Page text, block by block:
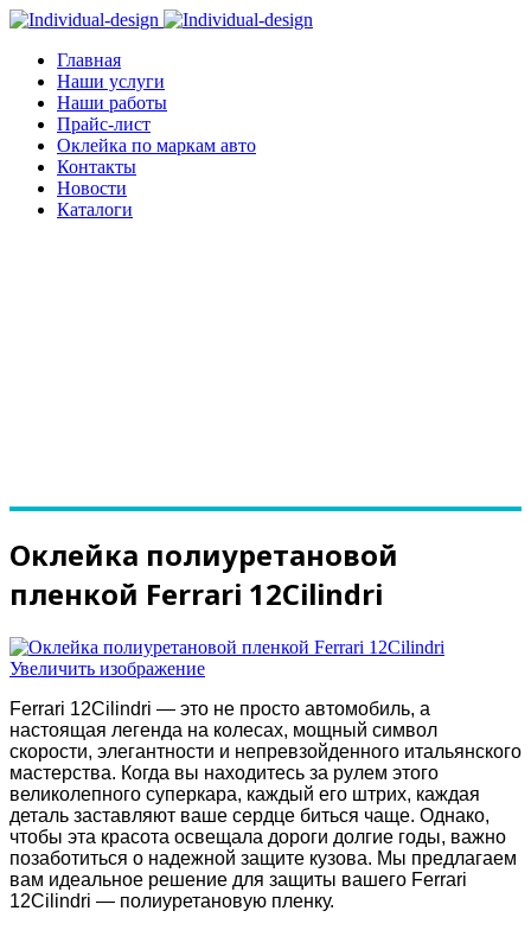
Главная
Наши услуги
Наши работы
Прайс-лист
Оклейка по маркам авто
Контакты
Новости
Каталоги
Оклейка полиуретановой
пленкой Ferrari 12Cilindri
Увеличить изображение
Ferrari 12Cilindri — это не просто автомобиль, а
настоящая легенда на колесах, мощный символ
скорости, элегантности и непревзойденного итальянского
мастерства. Когда вы находитесь за рулем этого
великолепного суперкара, каждый его штрих, каждая
деталь заставляют ваше сердце биться чаще. Однако,
чтобы эта красота освещала дороги долгие годы, важно
позаботиться о надежной защите кузова. Мы предлагаем
вам идеальное решение для защиты вашего Ferrari
12Cilindri — полиуретановую пленку.